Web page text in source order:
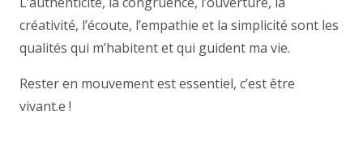
créativité, l’écoute, l’empathie et la simplicité sont les
qualités qui m’habitent et qui guident ma vie.
Rester en mouvement est essentiel, c’est être
vivant.e !